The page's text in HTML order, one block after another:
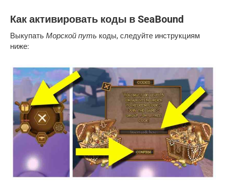
Как активировать коды в SeaBound
Выкупать Морской путь коды, следуйте инструкциям
ниже: